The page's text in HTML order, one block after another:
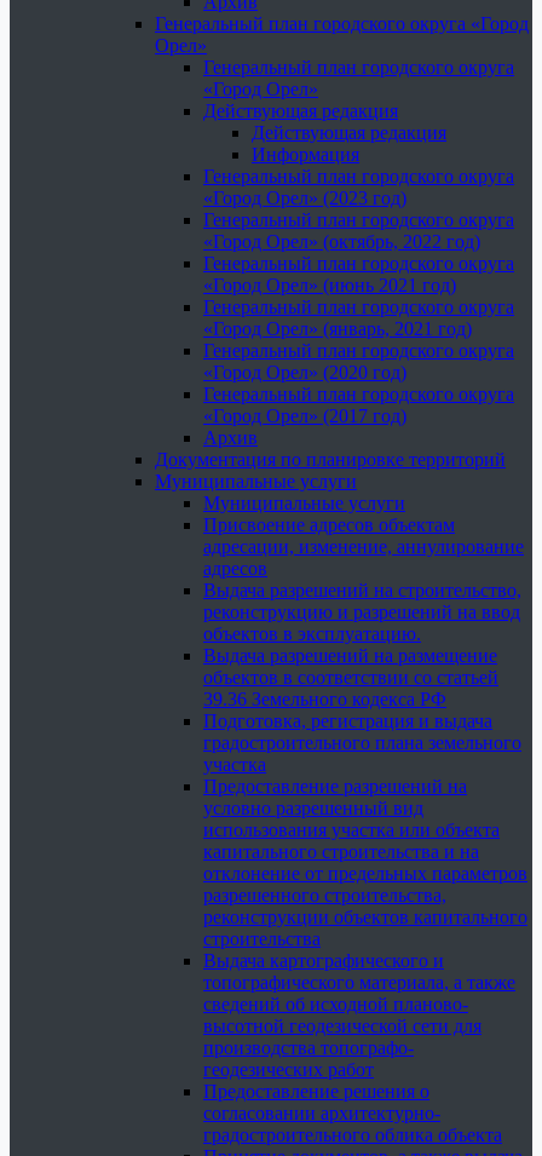
Генеральный план городского округа «Город
Орел»
Генеральный план городского округа
«Город Орел»
Действующая редакция
Действующая редакция
Информация
Генеральный план городского округа
«Город Орел» (2023 год)
Генеральный план городского округа
«Город Орел» (октябрь, 2022 год)
Генеральный план городского округа
«Город Орел» (июнь 2021 год)
Генеральный план городского округа
«Город Орел» (январь, 2021 год)
Генеральный план городского округа
«Город Орел» (2020 год)
Генеральный план городского округа
«Город Орел» (2017 год)
Архив
Документация по планировке территорий
Муниципальные услуги
Муниципальные услуги
Присвоение адресов объектам
адресации, изменение, аннулирование
адресов
Выдача разрешений на строительство,
реконструкцию и разрешений на ввод
объектов в эксплуатацию.
Выдача разрешений на размещение
объектов в соответствии со статьей
39.36 Земельного кодекса РФ
Подготовка, регистрация и выдача
градостроительного плана земельного
участка
Предоставление разрешений на
условно разрешенный вид
использования участка или объекта
капитального строительства и на
отклонение от предельных параметров
разрешенного строительства,
реконструкции объектов капитального
строительства
Выдача картографического и
топографического материала, а также
сведений об исходной планово-
высотной геодезической сети для
производства топографо-
геодезических работ
Предоставление решения о
согласовании архитектурно-
градостроительного облика объекта